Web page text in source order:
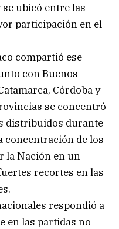
ubicó entre las
participación en el
compartió ese
con Buenos
Córdoba y
se concentró
distribuidos durante
concentración de los
la Nación en un
recortes en las
respondió a
en las partidas no